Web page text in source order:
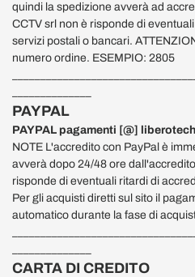
quindi la spedizione avverà ad
CCTV srl non è risponde di
servizi postali o bancari.
numero ordine. ESEMPIO: 2805
PAYPAL
PAYPAL pagamenti [@]
NOTE L'accredito con PayPal è
avverà dopo 24/48 ore
risponde di eventuali ritardi di
Per gli acquisti diretti sul sito il
automatico durante la fase di
CARTA DI CREDITO